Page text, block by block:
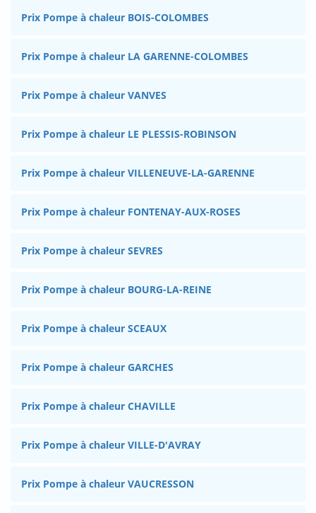
Prix Pompe à chaleur BOIS-COLOMBES
Prix Pompe à chaleur LA GARENNE-COLOMBES
Prix Pompe à chaleur VANVES
Prix Pompe à chaleur LE PLESSIS-ROBINSON
Prix Pompe à chaleur VILLENEUVE-LA-GARENNE
Prix Pompe à chaleur FONTENAY-AUX-ROSES
Prix Pompe à chaleur SEVRES
Prix Pompe à chaleur BOURG-LA-REINE
Prix Pompe à chaleur SCEAUX
Prix Pompe à chaleur GARCHES
Prix Pompe à chaleur CHAVILLE
Prix Pompe à chaleur VILLE-D'AVRAY
Prix Pompe à chaleur VAUCRESSON